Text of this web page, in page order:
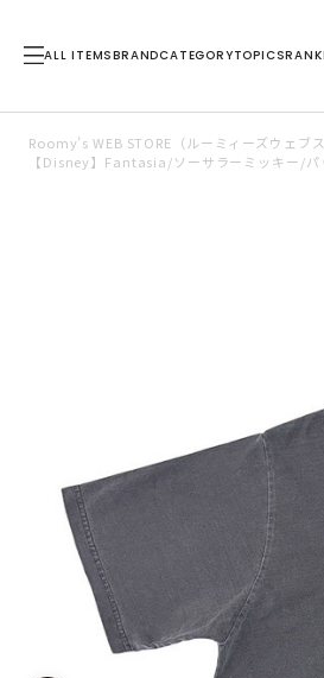
ALL ITEMSBRANDCATEGORYTOPICS
Roomy’s WEB STORE（ルーミィーズウェブス
【Disney】Fantasia/ソーサラーミッキー/パ